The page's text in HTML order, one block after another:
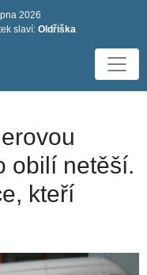
2026
slaví: Oldřiška
obilí netěší.
kteří